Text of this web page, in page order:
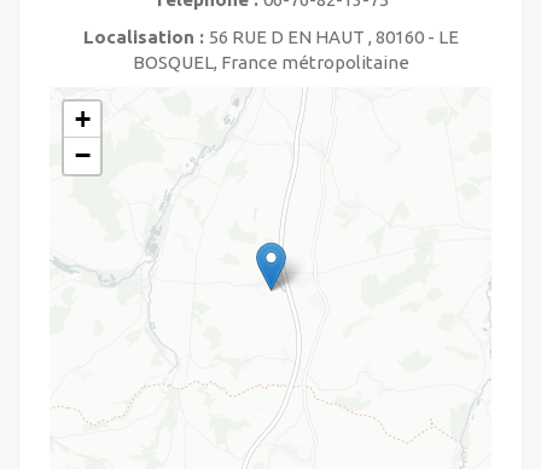
Localisation : 56 RUE D EN HAUT , 80160 - LE
BOSQUEL, France métropolitaine
+
−